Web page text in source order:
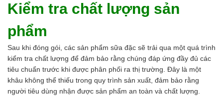
Kiểm tra chất lượng sản
phẩm
Sau khi đóng gói, các sản phẩm sữa đặc sẽ trải qua một quá trình
kiểm tra chất lượng để đảm bảo rằng chúng đáp ứng đầy đủ các
tiêu chuẩn trước khi được phân phối ra thị trường. Đây là một
khâu không thể thiếu trong quy trình sản xuất, đảm bảo rằng
người tiêu dùng nhận được sản phẩm an toàn và chất lượng.